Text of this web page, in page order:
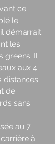
ce
le
démarrait
les
greens. Il
aux 4
distances
de
sans
au 7
à